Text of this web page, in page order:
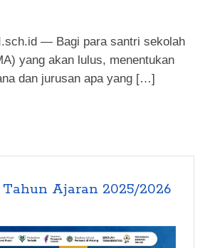
— Bagi para santri sekolah
yang akan lulus, menentukan
dan jurusan apa yang […]
Ajaran 2025/2026